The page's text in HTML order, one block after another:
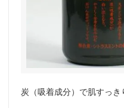
炭（吸着成分）で肌すっき